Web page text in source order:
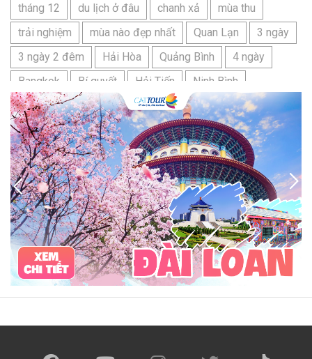
tháng 12
du lịch ở đâu chanh xả
mùa thu
trải nghiệm
mùa nào đẹp nhất Quan Lạn
3 ngày
3 ngày 2 đêm
Hải Hòa Quảng Bình
4 ngày
Bangkok
Bí quyết Hải Tiến
Ninh Bình
Nhật Bản
du lịch sầm sơn cần chuẩn bị gì
bãi tắm sấm sơn
đặc sản sầm sơn
đặc sản du lịch sầm sơn
tour du lịch 3 ngày 2 đêm
hải sản
Đảo Lan Châu
Cẩm nang du lịch Của Lò
chợ Cửa Lò
tour du lịch Cửa Lò
địa điểm du lịch Cửa Lò
Cửa Lò ở đâu
Hạ Long
Đảo Hòn Ngư
Đảo Song Ngư ATM
mới nhất
cẩm nang du lịch sầm sơn
ô tô phượt
99k
buffet
lẩu Tuyển dụng
Nhân viên Visa
Cát Bà.
Cô Tô miền Bắc
miền Trung